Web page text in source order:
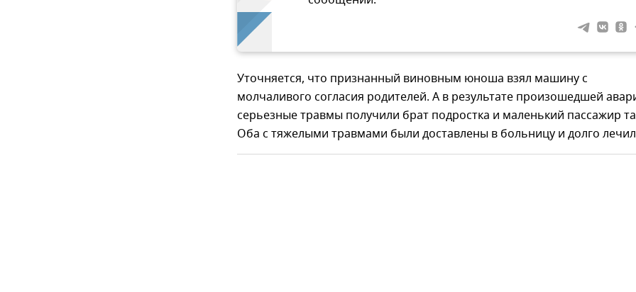
Уточняется, что признанный виновным юноша взял машину с
молчаливого согласия родителей. А в результате произошедшей
серьезные травмы получили брат подростка и маленький пассажир
Оба с тяжелыми травмами были доставлены в больницу и долго